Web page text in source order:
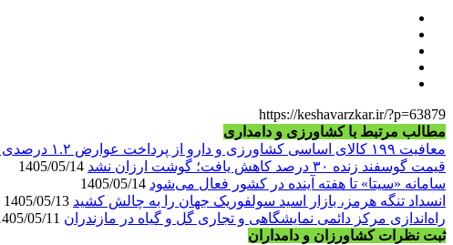
https://keshavarzkar.ir/?p=63879
مطالب مرتبط با کشاورزی و دامداری
معافیت ۱۹۹ کالای اساسی کشاورزی و دارو از پرداخت عوارض ۱.۲ درصدی واردات
قیمت گوسفند زنده ۳۰ درصد کاهش یافت؛ گوشت ارزان نشد
سامانه «سیتا» تا هفته آینده در کشور فعال می‌شود
انسداد تنگه هرمز، بازار اسید سولفوریک جهان را به چالش کشید
راه‌اندازی مرکز دائمی نمایشگاهی و تجاری گل و گیاه در مازندران
ثبت نظرات کشاورزان و دامداران